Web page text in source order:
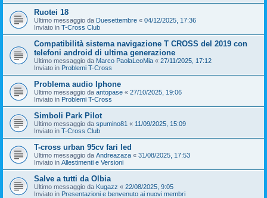
Ruotei 18
Ultimo messaggio da Duesettembre « 04/12/2025, 17:36
Inviato in T-Cross Club
Compatibilità sistema navigazione T CROSS del 2019 con
telefoni android di ultima generazione
Ultimo messaggio da Marco PaolaLeoMia « 27/11/2025, 17:12
Inviato in Problemi T-Cross
Problema audio Iphone
Ultimo messaggio da antopase « 27/10/2025, 19:06
Inviato in Problemi T-Cross
Simboli Park Pilot
Ultimo messaggio da spumino81 « 11/09/2025, 15:09
Inviato in T-Cross Club
T-cross urban 95cv fari led
Ultimo messaggio da Andreazaza « 31/08/2025, 17:53
Inviato in Allestimenti e Versioni
Salve a tutti da Olbia
Ultimo messaggio da Kugazz « 22/08/2025, 9:05
Inviato in Presentazioni e benvenuto ai nuovi membri